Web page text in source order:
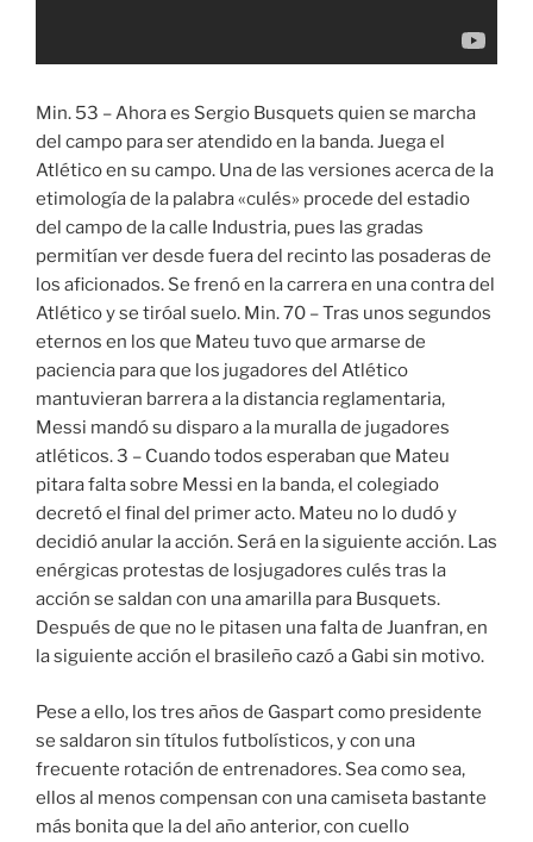
Min. 53 – Ahora es Sergio Busquets quien se marcha
del campo para ser atendido en la banda. Juega el
Atlético en su campo. Una de las versiones acerca de la
etimología de la palabra «culés» procede del estadio
del campo de la calle Industria, pues las gradas
permitían ver desde fuera del recinto las posaderas de
los aficionados. Se frenó en la carrera en una contra del
Atlético y se tiróal suelo. Min. 70 – Tras unos segundos
eternos en los que Mateu tuvo que armarse de
paciencia para que los jugadores del Atlético
mantuvieran barrera a la distancia reglamentaria,
Messi mandó su disparo a la muralla de jugadores
atléticos. 3 – Cuando todos esperaban que Mateu
pitara falta sobre Messi en la banda, el colegiado
decretó el final del primer acto. Mateu no lo dudó y
decidió anular la acción. Será en la siguiente acción. Las
enérgicas protestas de losjugadores culés tras la
acción se saldan con una amarilla para Busquets.
Después de que no le pitasen una falta de Juanfran, en
la siguiente acción el brasileño cazó a Gabi sin motivo.
Pese a ello, los tres años de Gaspart como presidente
se saldaron sin títulos futbolísticos, y con una
frecuente rotación de entrenadores. Sea como sea,
ellos al menos compensan con una camiseta bastante
más bonita que la del año anterior, con cuello